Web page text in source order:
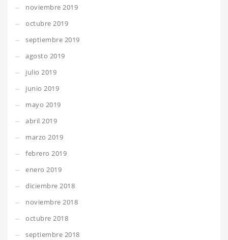
noviembre 2019
octubre 2019
septiembre 2019
agosto 2019
julio 2019
junio 2019
mayo 2019
abril 2019
marzo 2019
febrero 2019
enero 2019
diciembre 2018
noviembre 2018
octubre 2018
septiembre 2018